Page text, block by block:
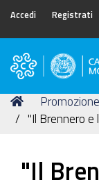
Accedi Registrati
Camera
Commercio
di
Tu
sei
Home
Promozione
"Il Brennero e
"Il